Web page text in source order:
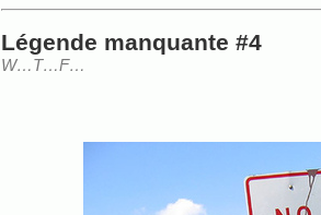
Légende manquante #4
W…T…F…